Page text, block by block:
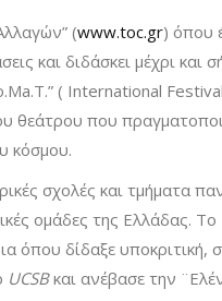
(www.toc.gr) όπου
και διδάσκει μέχρι και
( International
θεάτρου που
κόσμου.
σχολές και τμήματα
ομάδες της Ελλάδας.
δίδαξε υποκριτική,
UCSBκαι ανέβασε την